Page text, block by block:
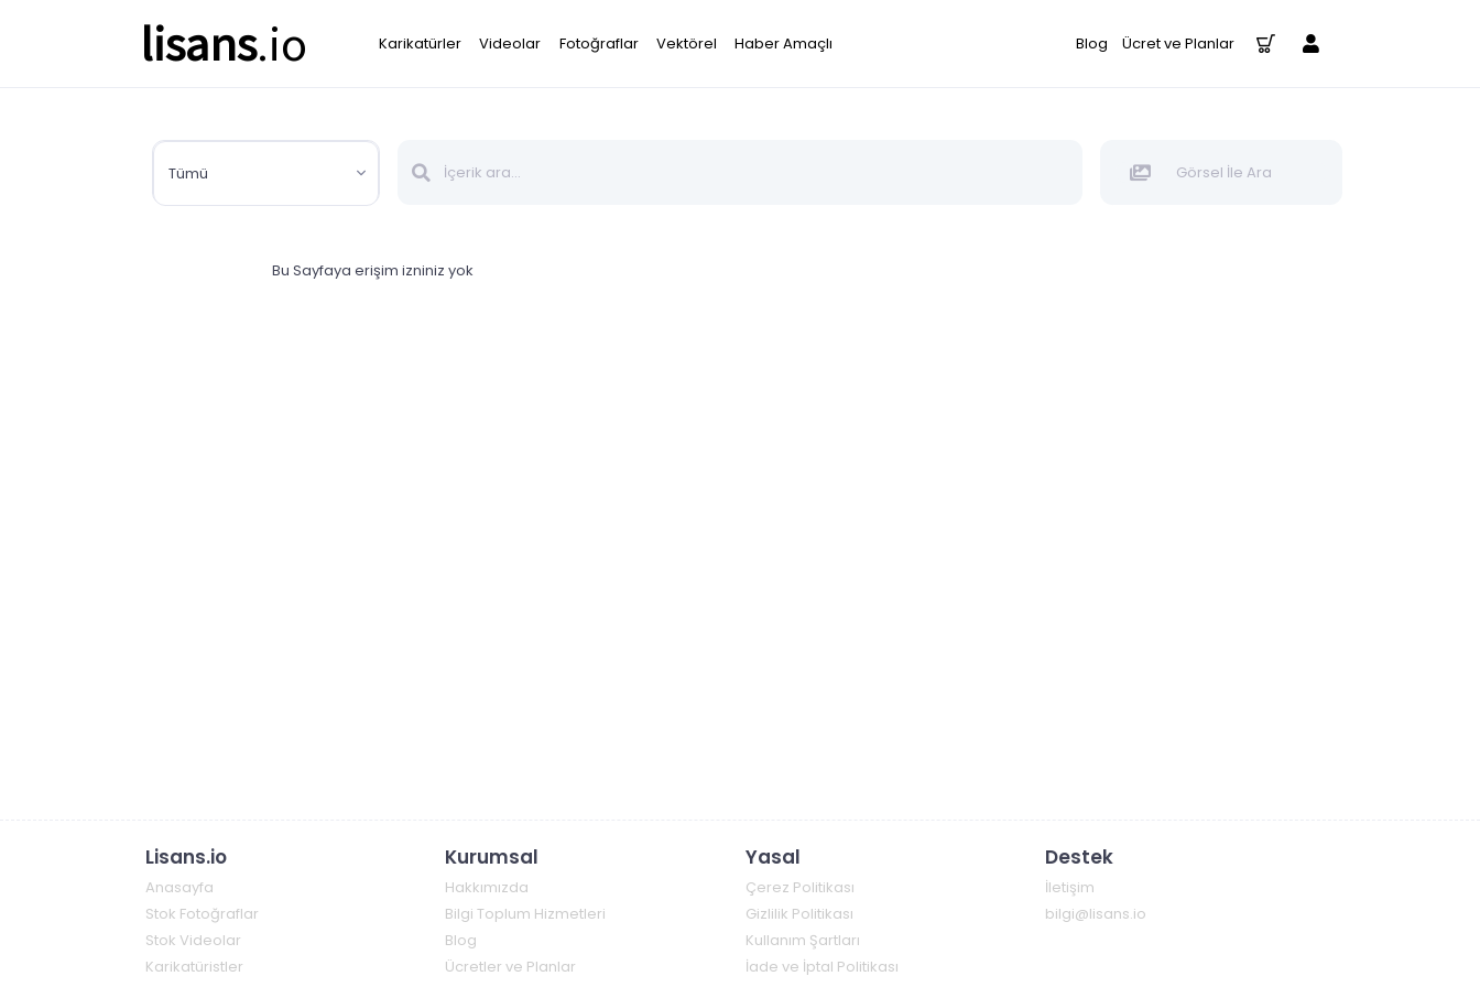
lisans.io Karikatürler Videolar Fotoğraflar Vektörel Haber Amaçlı Blog Ücret ve Planlar
Tümü Görsel İle Ara
Bu Sayfaya erişim izniniz yok
Lisans.io
Anasayfa
Stok Fotoğraflar
Stok Videolar
Karikatüristler
Kurumsal
Hakkımızda
Bilgi Toplum Hizmetleri
Blog
Ücretler ve Planlar
Yasal
Çerez Politikası
Gizlilik Politikası
Kullanım Şartları
İade ve İptal Politikası
Destek
İletişim
bilgi@lisans.io